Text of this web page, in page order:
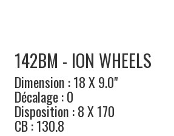
142BM - ION WHEELS
Dimension : 18 X 9.0"
Décalage : 0
Disposition : 8 X 170
CB : 130.8